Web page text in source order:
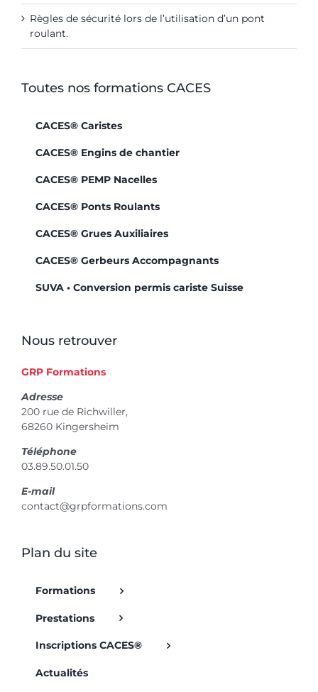
Règles de sécurité lors de l’utilisation d’un pont
roulant.
Toutes nos formations CACES
CACES® Caristes
CACES® Engins de chantier
CACES® PEMP Nacelles
CACES® Ponts Roulants
CACES® Grues Auxiliaires
CACES® Gerbeurs Accompagnants
SUVA • Conversion permis cariste Suisse
Nous retrouver
GRP Formations
Adresse
200 rue de Richwiller,
68260 Kingersheim
Téléphone
03.89.50.01.50
E-mail
contact@grpformations.com
Plan du site
Formations
Prestations
Inscriptions CACES®
Actualités